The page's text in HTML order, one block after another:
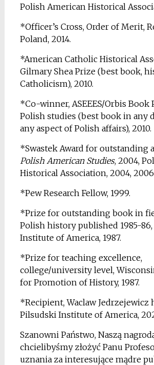
Polish American Historical
*Officer’s Cross, Order of Merit,
Poland, 2014.
*American Catholic Historical
Gilmary Shea Prize (best book,
Catholicism), 2010.
*Co-winner, ASEEES/Orbis Book
Polish studies (best book in any
any aspect of Polish affairs), 2010.
*Swastek Award for outstanding
Polish American Studies, 2004,
Historical Association, 2004,
*Pew Research Fellow, 1999.
*Prize for outstanding book in
Polish history published 1985-
Institute of America, 1987.
*Prize for teaching excellence,
college/university level,
for Promotion of History, 1987.
*Recipient, Waclaw Jedrzejewicz
Pilsudski Institute of America,
Szanowni Państwo, Naszą
chcielibyśmy złożyć Panu
uznania za interesujące mądre